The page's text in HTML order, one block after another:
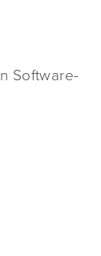
Software-